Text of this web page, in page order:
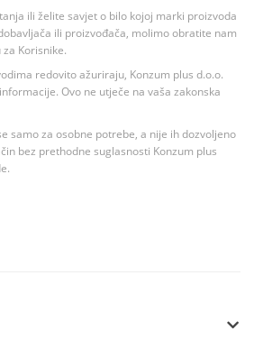
ili želite savjet o bilo kojoj marki proizvoda
ili proizvođača, molimo obratite nam
Korisnike.
redovito ažuriraju, Konzum plus d.o.o.
Ovo ne utječe na vaša zakonska
samo za osobne potrebe, a nije ih dozvoljeno
bez prethodne suglasnosti Konzum plus